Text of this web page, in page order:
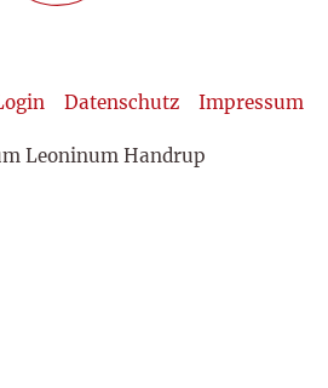
Datenschutz Impressum
Leoninum Handrup